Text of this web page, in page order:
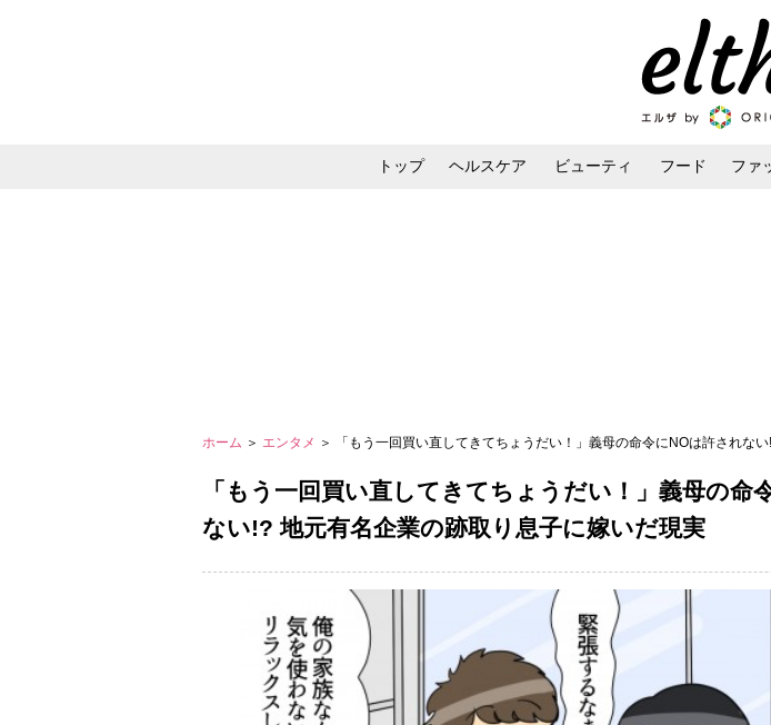
トップ ヘルスケア ビューティ フード ファ
ホーム ＞ エンタメ ＞ 「もう一回買い直してきてちょうだい！」義母の命令にNOは許されな
「もう一回買い直してきてちょうだい！」義母の命
ない!? 地元有名企業の跡取り息子に嫁いだ現実